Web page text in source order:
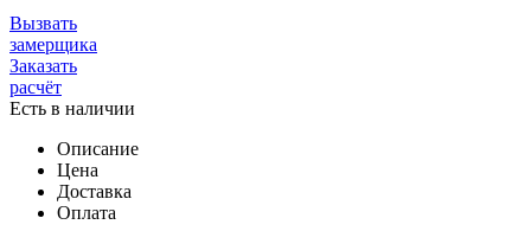
Вызвать
замерщика
Заказать
расчёт
Есть в наличии
Описание
Цена
Доставка
Оплата